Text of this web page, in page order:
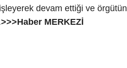
devam ettiği ve örgütün
>>>Haber MERKEZİ